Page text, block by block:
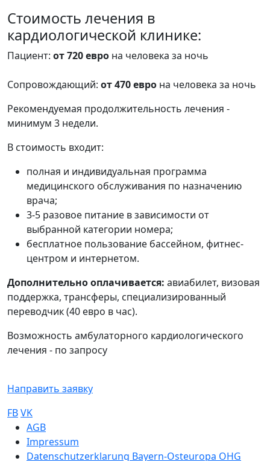
Cтоимость лечения в
кардиологической клинике:
Пациент: от 720 евро на человека за ночь
Сопровождающий: от 470 евро на человека за ночь
Рекомендуемая продолжительность лечения -
минимум 3 недели.
В стоимость входит:
полная и индивидуальная программа
медицинского обслуживания по назначению
врача;
3-5 разовое питание в зависимости от
выбранной категории номера;
бесплатное пользование бассейном, фитнес-
центром и интернетом.
Дополнительно оплачивается: авиабилет, визовая
поддержка, трансферы, специализированный
переводчик (40 евро в час).
Возможность амбулаторного кардиологического
лечения - по запросу
Направить заявку
FBVK
Sub footer
AGB
Impressum
Datenschutzerklarung Bayern-Osteuropa OHG